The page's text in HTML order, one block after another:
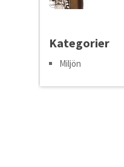
Kategorier
Miljön